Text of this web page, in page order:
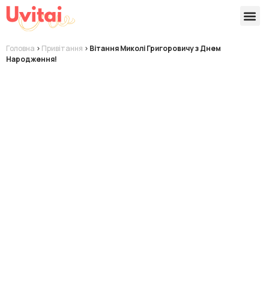
Головна > Привітання > Вітання Миколі Григоровичу з Днем
Народження!